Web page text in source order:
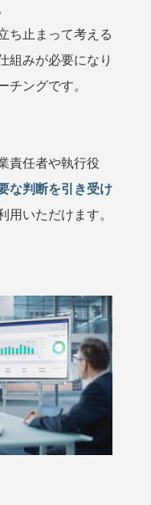
ち止まって考える
組みが必要になり
チングです。
責任者や執行役
な判断を引き受け
用いただけます。